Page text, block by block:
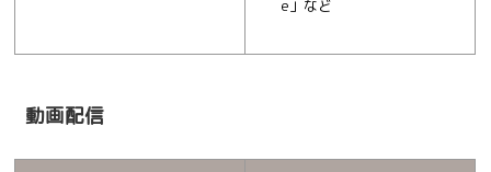
e」など
動画配信